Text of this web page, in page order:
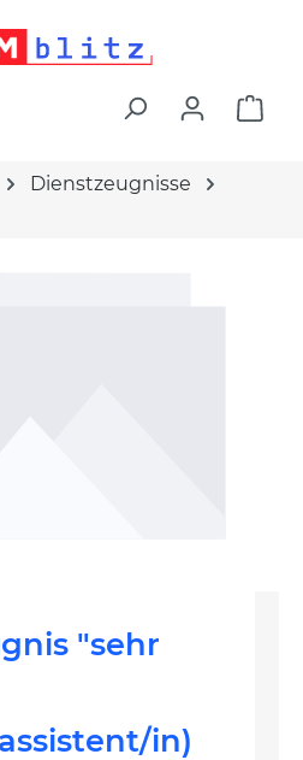
Dienstzeugnisse
"sehr
in)